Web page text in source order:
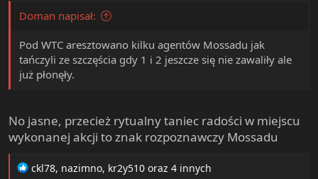
Doman napisał:
Pod WTC aresztowano kilku agentów Mossadu jak
tańczyli ze szczęścia gdy 1 i 2 jeszcze się nie zawaliły ale
już płonęły.
No jasne, przecież rytualny taniec radości w miejscu
wykonanej akcji to znak rozpoznawczy Mossadu
R
ckl78, nazimno, kr2y510 oraz 4 innych